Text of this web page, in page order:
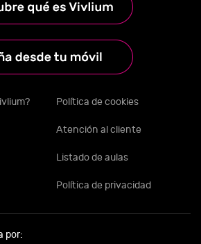
Política de cookies
Atención al cliente
Listado de aulas
Política de privacidad
por: